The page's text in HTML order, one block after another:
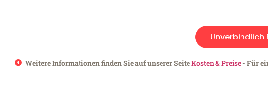
Unverbindlich
Weitere Informationen finden Sie auf unserer SeiteKosten & Preise- Für